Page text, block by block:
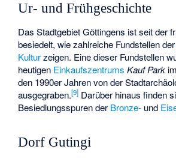
Ur- und Frühgeschichte
Das Stadtgebiet Göttingens ist seit der
besiedelt, wie zahlreiche Fundstellen
Kulturzeigen. Eine dieser Fundstellen
heutigen Einkaufszentrums Kauf Park
den 1990er Jahren von der
ausgegraben.[9] Darüber hinaus finden
Besiedlungsspuren der Bronze- und
Dorf Gutingi